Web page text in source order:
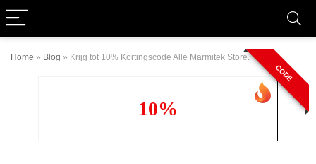
Home » Blog » Krijg tot 10% Kortingscode Alle Marmitek Store.
CODE
10%